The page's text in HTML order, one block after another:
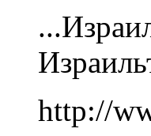
http://